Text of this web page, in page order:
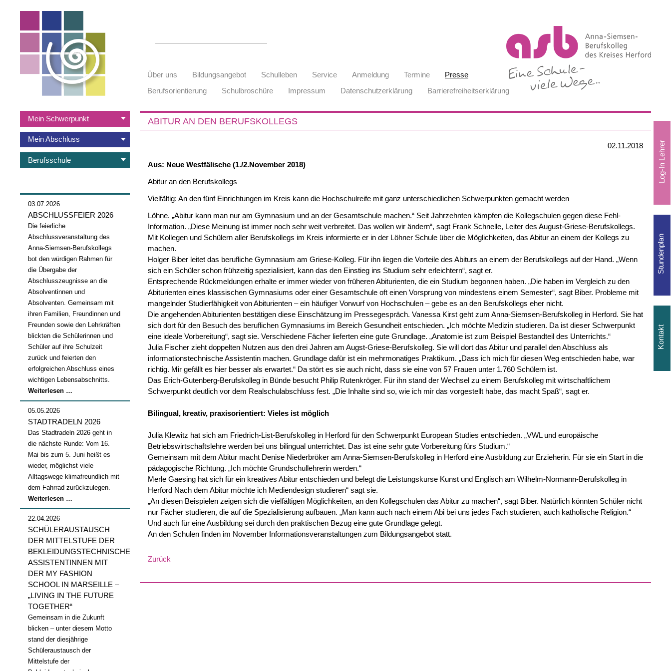
Navigation
Über uns Bildungsangebot Schulleben Service Anmeldung Termine
Presse
Berufsorientierung
Schulbroschüre Impressum Datenschutzerklärung Barrierefreiheitserklärung
ABITUR AN DEN BERUFSKOLLEGS
02.11.2018
Aus: Neue Westfälische (1./2.November 2018)
Abitur an den Berufskollegs
Vielfältig: An den fünf Einrichtungen im Kreis kann die Hochschulreife mit ganz unterschiedlichen Schwerpunkten gemacht werden
Löhne. „Abitur kann man nur am Gymnasium und an der Gesamtschule machen.“ Seit Jahrzehnten kämpfen die Kollegschulen gegen diese Fehl-
Information. „Diese Meinung ist immer noch sehr weit verbreitet. Das wollen wir ändern“, sagt Frank Schnelle, Leiter des August-Griese-Berufskollegs.
Mit Kollegen und Schülern aller Berufskollegs im Kreis informierte er in der Löhner Schule über die Möglichkeiten, das Abitur an einem der Kollegs zu
machen.
Holger Biber leitet das berufliche Gymnasium am Griese-Kolleg. Für ihn liegen die Vorteile des Abiturs an einem der Berufskollegs auf der Hand. „Wenn
sich ein Schüler schon frühzeitig spezialisiert, kann das den Einstieg ins Studium sehr erleichtern“, sagt er.
Entsprechende Rückmeldungen erhalte er immer wieder von früheren Abiturienten, die ein Studium begonnen haben. „Die haben im Vergleich zu den
Abiturienten eines klassischen Gymnasiums oder einer Gesamtschule oft einen Vorsprung von mindestens einem Semester“, sagt Biber. Probleme mit
mangelnder Studierfähigkeit von Abiturienten – ein häufiger Vorwurf von Hochschulen – gebe es an den Berufskollegs eher nicht.
Die angehenden Abiturienten bestätigen diese Einschätzung im Pressegespräch. Vanessa Kirst geht zum Anna-Siemsen-Berufskolleg in Herford. Sie hat
sich dort für den Besuch des beruflichen Gymnasiums im Bereich Gesundheit entschieden. „Ich möchte Medizin studieren. Da ist dieser Schwerpunkt
eine ideale Vorbereitung“, sagt sie. Verschiedene Fächer lieferten eine gute Grundlage. „Anatomie ist zum Beispiel Bestandteil des Unterrichts.“
Julia Fischer zieht doppelten Nutzen aus den drei Jahren am Augst-Griese-Berufskolleg. Sie will dort das Abitur und parallel den Abschluss als
informationstechnische Assistentin machen. Grundlage dafür ist ein mehrmonatiges Praktikum. „Dass ich mich für diesen Weg entschieden habe, war
richtig. Mir gefällt es hier besser als erwartet.“ Da stört es sie auch nicht, dass sie eine von 57 Frauen unter 1.760 Schülern ist.
Das Erich-Gutenberg-Berufskolleg in Bünde besucht Philip Rutenkröger. Für ihn stand der Wechsel zu einem Berufskolleg mit wirtschaftlichem
Schwerpunkt deutlich vor dem Realschulabschluss fest. „Die Inhalte sind so, wie ich mir das vorgestellt habe, das macht Spaß“, sagt er.
Bilingual, kreativ, praxisorientiert: Vieles ist möglich
Julia Klewitz hat sich am Friedrich-List-Berufskolleg in Herford für den Schwerpunkt European Studies entschieden. „VWL und europäische
Betriebswirtschaftslehre werden bei uns bilingual unterrichtet. Das ist eine sehr gute Vorbereitung fürs Studium.“
Gemeinsam mit dem Abitur macht Denise Niederbröker am Anna-Siemsen-Berufskolleg in Herford eine Ausbildung zur Erzieherin. Für sie ein Start in die
pädagogische Richtung. „Ich möchte Grundschullehrerin werden.“
Merle Gaesing hat sich für ein kreatives Abitur entschieden und belegt die Leistungskurse Kunst und Englisch am Wilhelm-Normann-Berufskolleg in
Herford Nach dem Abitur möchte ich Mediendesign studieren“ sagt sie.
„An diesen Beispielen zeigen sich die vielfältigen Möglichkeiten, an den Kollegschulen das Abitur zu machen“, sagt Biber. Natürlich könnten Schüler nicht
nur Fächer studieren, die auf die Spezialisierung aufbauen. „Man kann auch nach einem Abi bei uns jedes Fach studieren, auch katholische Religion.“
Und auch für eine Ausbildung sei durch den praktischen Bezug eine gute Grundlage gelegt.
An den Schulen finden im November Informationsveranstaltungen zum Bildungsangebot statt.
Zurück
Navigation
überspringen
Mein Schwerpunkt
Mein Abschluss
Berufsschule
03.07.2026
ABSCHLUSSFEIER 2026
Die feierliche
Abschlussveranstaltung des
Anna-Siemsen-Berufskollegs
bot den würdigen Rahmen für
die Übergabe der
Abschlusszeugnisse an die
Absolventinnen und
Absolventen. Gemeinsam mit
ihren Familien, Freundinnen und
Freunden sowie den Lehrkräften
blickten die Schülerinnen und
Schüler auf ihre Schulzeit
zurück und feierten den
erfolgreichen Abschluss eines
wichtigen Lebensabschnitts.
Weiterlesen …
2026
05.05.2026
STADTRADELN 2026
Das Stadtradeln 2026 geht in
die nächste Runde: Vom 16.
Mai bis zum 5. Juni heißt es
wieder, möglichst viele
Alltagswege klimafreundlich mit
dem Fahrrad zurückzulegen.
Weiterlesen …
2026
22.04.2026
SCHÜLERAUSTAUSCH
DER MITTELSTUFE DER
BEKLEIDUNGSTECHNISCHEN
ASSISTENTINNEN MIT
DER MY FASHION
SCHOOL IN MARSEILLE –
„LIVING IN THE FUTURE
TOGETHER“
Gemeinsam in die Zukunft
blicken – unter diesem Motto
stand der diesjährige
Schüleraustausch der
Mittelstufe der